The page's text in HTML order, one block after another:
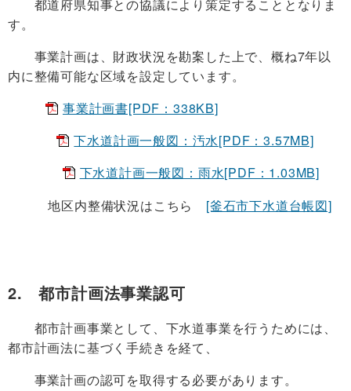
都道府県知事との協議により策定することとなりま
す。
事業計画は、財政状況を勘案した上で、概ね7年以
内に整備可能な区域を設定しています。
事業計画書[PDF：338KB]
下水道計画一般図：汚水[PDF：3.57MB]
下水道計画一般図：雨水[PDF：1.03MB]
地区内整備状況はこちら [釜石市下水道台帳図]
2. 都市計画法事業認可
都市計画事業として、下水道事業を行うためには、
都市計画法に基づく手続きを経て、
事業計画の認可を取得する必要があります。